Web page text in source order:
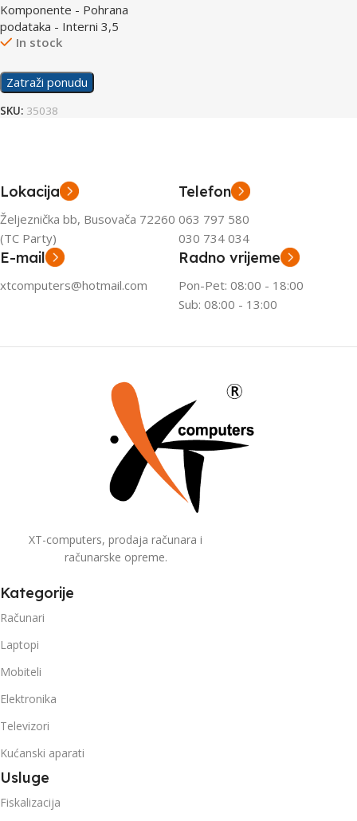
Komponente - Pohrana
podataka - Interni 3,5
In stock
Zatraži ponudu
SKU: 35038
Lokacija
Željeznička bb, Busovača 72260
(TC Party)
Telefon
063 797 580
030 734 034
E-mail
xtcomputers@hotmail.com
Radno vrijeme
Pon-Pet: 08:00 - 18:00
Sub: 08:00 - 13:00
XT-computers, prodaja računara i
računarske opreme.
Kategorije
Računari
Laptopi
Mobiteli
Elektronika
Televizori
Kućanski aparati
Usluge
Fiskalizacija